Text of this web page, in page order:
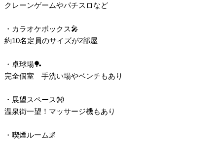
クレーンゲームやパチスロなど
・カラオケボックス🎤
約10名定員のサイズが2部屋
・卓球場🏓
完全個室 手洗い場やベンチもあり
・展望スペース👐
温泉街一望！マッサージ機もあり
・喫煙ルーム🌌